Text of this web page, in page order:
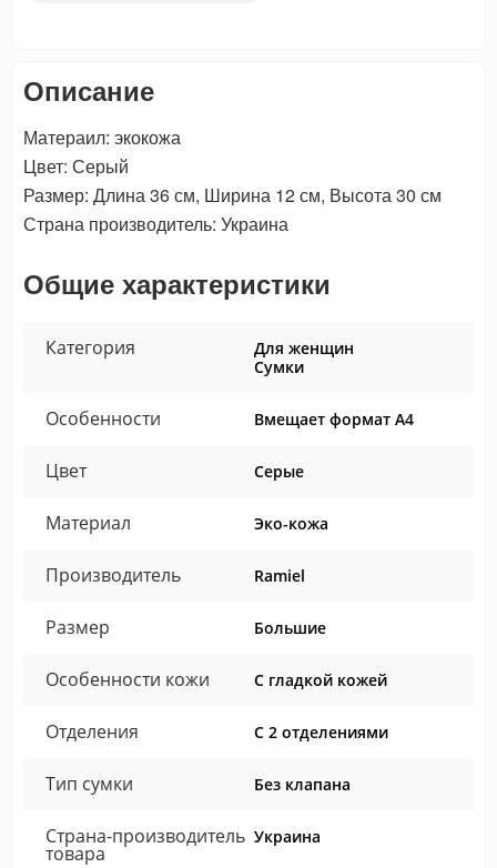
Описание
Матераил: экокожа
Цвет: Серый
Размер: Длина 36 см, Ширина 12 см, Высота 30 см
Страна производитель: Украина
Общие характеристики
Категория
Для женщин
Сумки
Особенности Вмещает формат А4
Цвет Серые
Материал Эко-кожа
Производитель Ramiel
Размер Большие
Особенности кожи С гладкой кожей
Отделения С 2 отделениями
Тип сумки Без клапана
Страна-производитель
товара
Украина